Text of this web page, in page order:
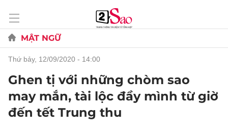
MẬT NGỮ
thứ bảy, 12/09/2020 - 14:00
Ghen tị với những chòm sao
may mắn, tài lộc đầy mình từ giờ
đến tết Trung thu